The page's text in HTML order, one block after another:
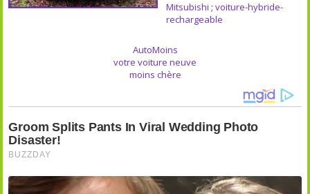
Mitsubishi ; voiture-hybride-
rechargeable
AutoMoins
votre voiture neuve
moins chère